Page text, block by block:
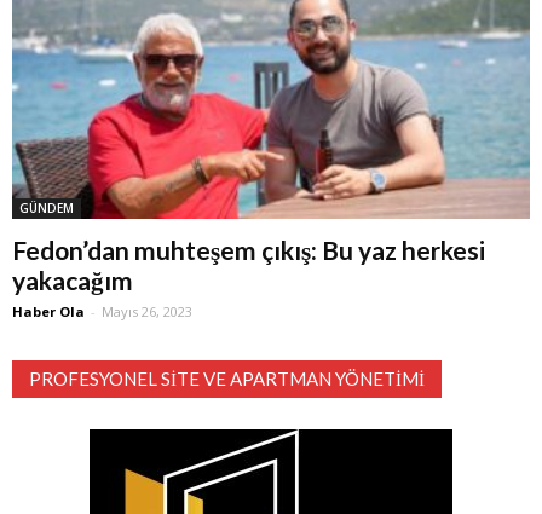
GÜNDEM
Fedon’dan muhteşem çıkış: Bu yaz herkesi
yakacağım
Haber Ola - Mayıs 26, 2023
PROFESYONEL SITE VE APARTMAN YÖNETIMI